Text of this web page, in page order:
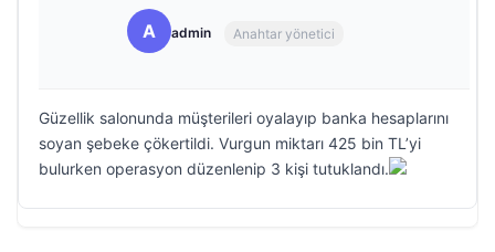
A admin Anahtar yönetici
Güzellik salonunda müşterileri oyalayıp banka hesaplarını
soyan şebeke çökertildi. Vurgun miktarı 425 bin TL’yi
bulurken operasyon düzenlenip 3 kişi tutuklandı.